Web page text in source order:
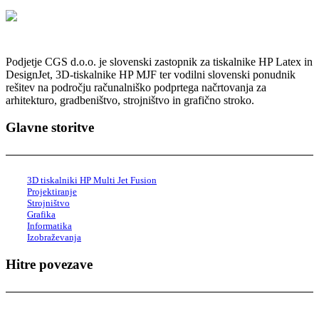
Podjetje CGS d.o.o. je slovenski zastopnik za tiskalnike HP Latex in
DesignJet, 3D-tiskalnike HP MJF ter vodilni slovenski ponudnik
rešitev na področju računalniško podprtega načrtovanja za
arhitekturo, gradbeništvo, strojništvo in grafično stroko.
Glavne storitve
3D tiskalniki HP Multi Jet Fusion
Projektiranje
Strojništvo
Grafika
Informatika
Izobraževanja
Hitre povezave